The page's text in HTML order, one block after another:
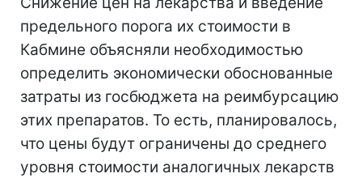
предельного порога их стоимости в
Кабмине объясняли необходимостью
определить экономически обоснованные
затраты из госбюджета на реимбурсацию
этих препаратов. То есть, планировалось,
что цены будут ограничены до среднего
уровня стоимости аналогичных лекарств